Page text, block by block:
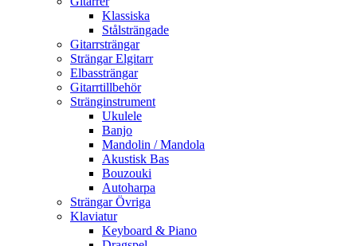
Klassiska
Stålsträngade
Gitarrsträngar
Strängar Elgitarr
Elbassträngar
Gitarrtillbehör
Stränginstrument
Ukulele
Banjo
Mandolin / Mandola
Akustisk Bas
Bouzouki
Autoharpa
Strängar Övriga
Klaviatur
Keyboard & Piano